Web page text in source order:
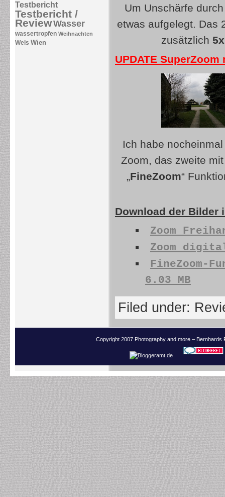
Testbericht
Testbericht /
ReviewWasser
wassertropfen Weihnachten
Wels Wien
Um Unschärfe
etwas aufgelegt. Das
zusätzlich
UPDATE
Ich habe
Zoom, das zweite
„FineZoom“
Download der Bilder
Zoom
Zoom
FineZoom-
6.03 MB
Filed under:
Copyright 2007 Photography and more –